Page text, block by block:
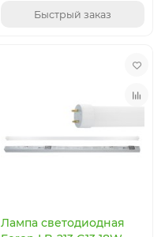
Быстрый заказ
Лампа светодиодная